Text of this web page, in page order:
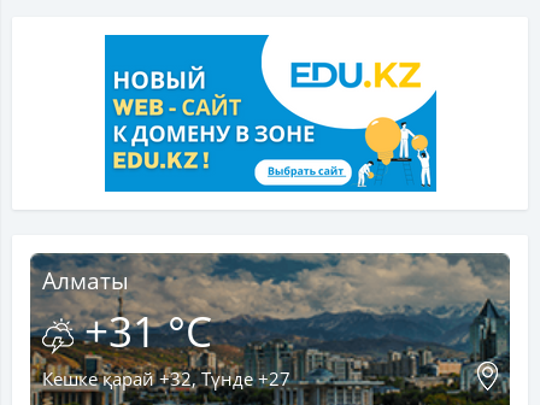
Алматы
+31 °C
Кешке қарай +32, Түнде +27